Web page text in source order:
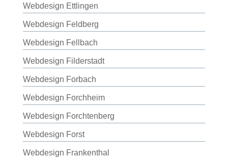
Webdesign Ettlingen
Webdesign Feldberg
Webdesign Fellbach
Webdesign Filderstadt
Webdesign Forbach
Webdesign Forchheim
Webdesign Forchtenberg
Webdesign Forst
Webdesign Frankenthal